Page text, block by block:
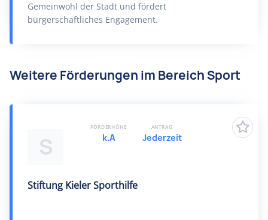
Gemeinwohl der Stadt und fördert
bürgerschaftliches Engagement.
Weitere Förderungen im Bereich Sport
S
Stiftung Kieler Sporthilfe
FÖRDERHÖHE
k.A
ANTRAG
Jederzeit